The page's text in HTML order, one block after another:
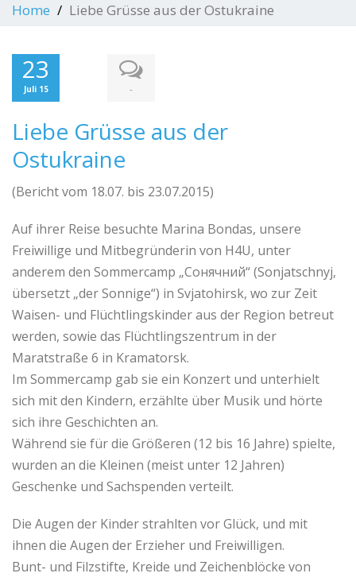
Home Liebe Grüsse aus der Ostukraine
23
Juli 15 -
Liebe Grüsse aus der
Ostukraine
(Bericht vom 18.07. bis 23.07.2015)
Auf ihrer Reise besuchte Marina Bondas, unsere
Freiwillige und Mitbegründerin von H4U, unter
anderem den Sommercamp „Сонячний“ (Sonjatschnyj,
übersetzt „der Sonnige“) in Svjatohirsk, wo zur Zeit
Waisen- und Flüchtlingskinder aus der Region betreut
werden, sowie das Flüchtlingszentrum in der
Maratstraße 6 in Kramatorsk.
Im Sommercamp gab sie ein Konzert und unterhielt
sich mit den Kindern, erzählte über Musik und hörte
sich ihre Geschichten an.
Während sie für die Größeren (12 bis 16 Jahre) spielte,
wurden an die Kleinen (meist unter 12 Jahren)
Geschenke und Sachspenden verteilt.
Die Augen der Kinder strahlten vor Glück, und mit
ihnen die Augen der Erzieher und Freiwilligen.
Bunt- und Filzstifte, Kreide und Zeichenblöcke von